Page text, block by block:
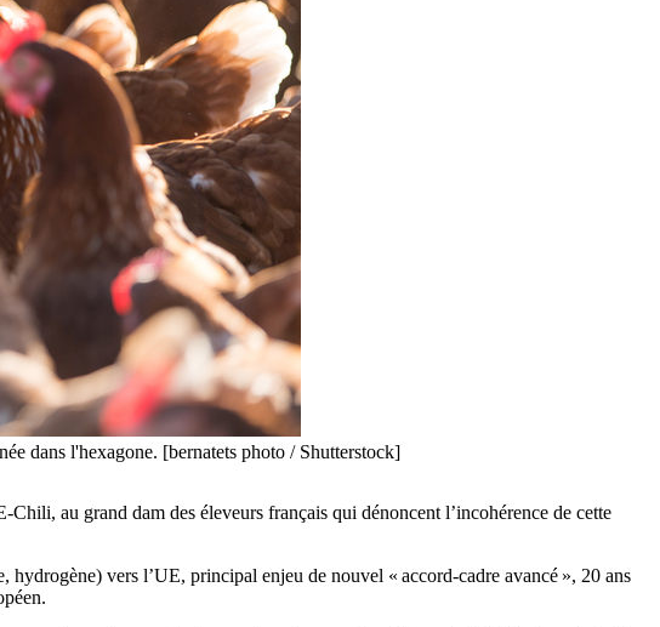
dans l'hexagone. [bernatets photo / Shutterstock]
au grand dam des éleveurs français qui dénoncent l’incohérence de cette
vers l’UE, principal enjeu de nouvel « accord-cadre avancé », 20 ans